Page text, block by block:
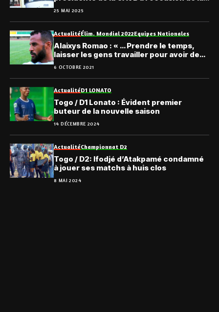
journée de l’Afrique
25 MAI 2025
ActualitéÉlim. Mondial 2022Equipes Nationales
Alaixys Romao : « … Prendre le temps,
laisser les gens travailler pour avoir des
résultats »
6 OCTOBRE 2021
ActualitéD1 LONATO
Togo / D1 Lonato : Évident premier
buteur de la nouvelle saison
14 DÉCEMBRE 2024
ActualitéChampionnat D2
Togo / D2: Ifodjé d’Atakpamé condamné
à jouer ses matchs à huis clos
8 MAI 2024